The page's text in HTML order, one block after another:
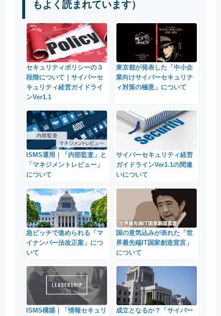
もよく読まれています）
セキュリティポリシーの３
段階について｜サイバーセ
キュリティ経営ガイドライ
ンVer1.1
東京都が発表した「中小企
業向けサイバーセキュリテ
ィ対策の極意」について
ISMS運用｜「内部監査」と
「マネジメントレビュー」
について
サイバーセキュリティ経営
ガイドラインVer1.1の間違
いについて
急ピッチで進められる「マ
イナンバー法改正案」につ
いて
国の意気込みが表れた「世
界最先端IT国家創造宣言」
について
ISMS構築｜「情報セキュリ
成立となるか？「サイバー